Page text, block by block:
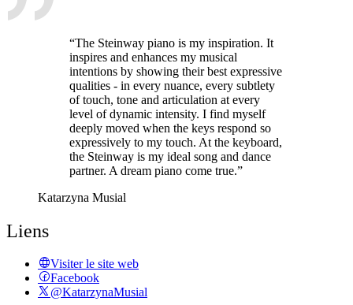
“The Steinway piano is my inspiration. It
inspires and enhances my musical
intentions by showing their best expressive
qualities - in every nuance, every subtlety
of touch, tone and articulation at every
level of dynamic intensity. I find myself
deeply moved when the keys respond so
expressively to my touch. At the keyboard,
the Steinway is my ideal song and dance
partner. A dream piano come true.”
Katarzyna Musial
Liens
Visiter le site web
Facebook
@KatarzynaMusial